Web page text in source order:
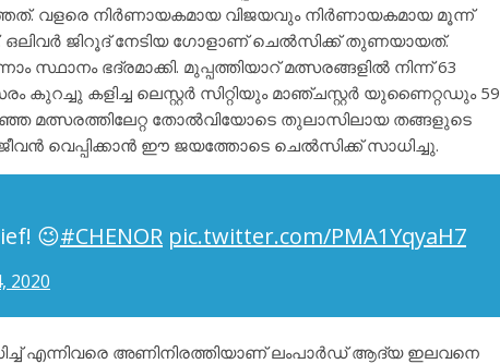
വളരെ നിർണായകമായ വിജയവും നിർണായകമായ മൂന്ന്
ജിറൂദ് നേടിയ ഗോളാണ് ചെൽസിക്ക് തുണയായത്.
സ്ഥാനം ഭദ്രമാക്കി. മുപ്പത്തിയാറ് മത്സരങ്ങളിൽ നിന്ന് 63
കളിച്ച ലെസ്റ്റർ സിറ്റിയും മാഞ്ചസ്റ്റർ യുണൈറ്റഡും 59
മത്സരത്തിലേറ്റ തോൽവിയോടെ തുലാസിലായ തങ്ങളുടെ
വെപ്പിക്കാൻ ഈ ജയത്തോടെ ചെൽസിക്ക് സാധിച്ചു.
😉#CHENOR pic.twitter.com/PMA1YqyaH7
2020
എന്നിവരെ അണിനിരത്തിയാണ് ലംപാർഡ് ആദ്യ ഇലവനെ